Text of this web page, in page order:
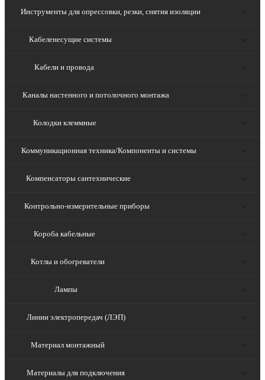
Инструменты для опрессовки, резки, снятия изоляции
Кабеленесущие системы
Кабели и провода
Каналы настенного и потолочного монтажа
Колодки клеммные
Коммуникационная техника/Компоненты и системы
Компенсаторы сантехнические
Контрольно-измерительные приборы
Короба кабельные
Котлы и обогреватели
Лампы
Линии электропередач (ЛЭП)
Материал монтажный
Материалы для подключения